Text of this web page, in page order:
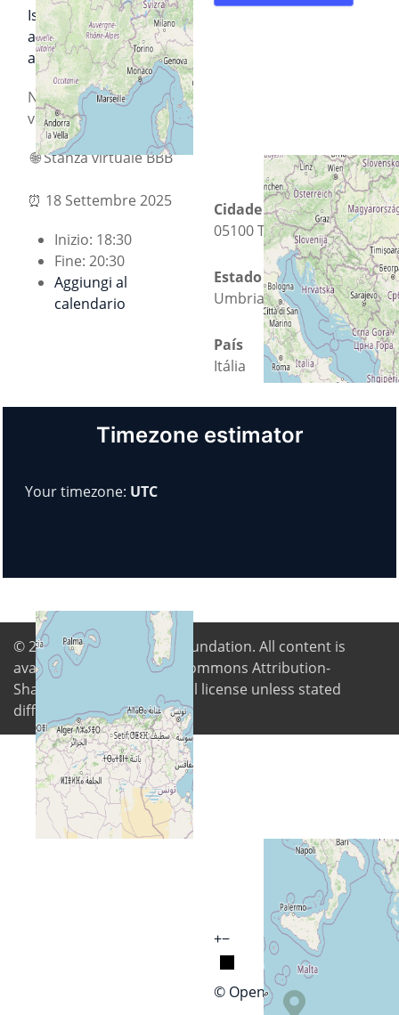
Iscriviti all’evento per
assicurarti un posto
all'evento.
Non vediamo l’ora di
vederti!
🌐 Stanza virtuale BBB
⏰ 18 Settembre 2025
Inizio: 18:30
Fine: 20:30
Aggiungi al
calendario
+−
© OpenStreetMap
Cidade
05100 Terni
Estado
Umbria
País
Itália
Timezone estimator
Your timezone: UTC
© 2026Digital Freedom Foundation. All content is
available under Creative Commons Attribution-
ShareAlike 4.0 International license unless stated
differently